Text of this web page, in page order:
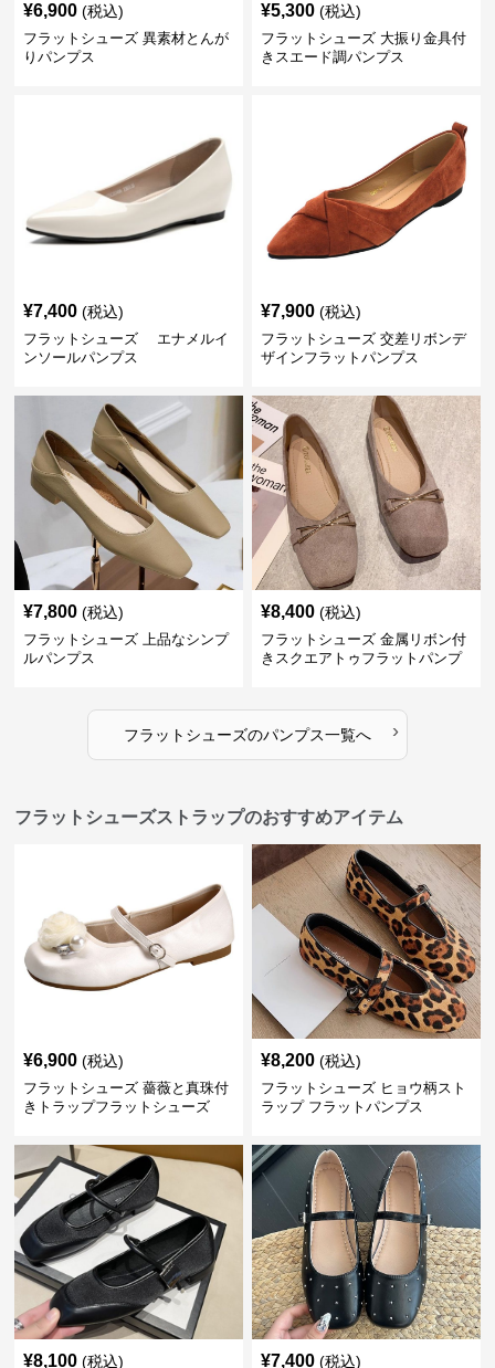
¥6,900 (税込)
フラットシューズ 異素材とんが
りパンプス
¥5,300 (税込)
フラットシューズ 大振り金具付
きスエード調パンプス
¥7,400 (税込)
フラットシューズ エナメルイ
ンソールパンプス
¥7,900 (税込)
フラットシューズ 交差リボンデ
ザインフラットパンプス
¥7,800 (税込)
フラットシューズ 上品なシンプ
ルパンプス
¥8,400 (税込)
フラットシューズ 金属リボン付
きスクエアトゥフラットパンプ
フラットシューズのパンプス一覧へ ›
フラットシューズストラップのおすすめアイテム
¥6,900 (税込)
フラットシューズ 薔薇と真珠付
きトラップフラットシューズ
¥8,200 (税込)
フラットシューズ ヒョウ柄スト
ラップ フラットパンプス
¥8,100 (税込) ¥7,400 (税込)